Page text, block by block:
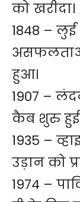
को खरीदा।
1848 –
असफलताओं
हुआ।
1907 –
कैब शुरु
1935 –
उड़ान को
1974 –